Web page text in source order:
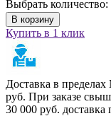
Выбрать количество:
В корзину
Купить в 1 клик
Доставка в
руб. При заказе
30 000 руб.